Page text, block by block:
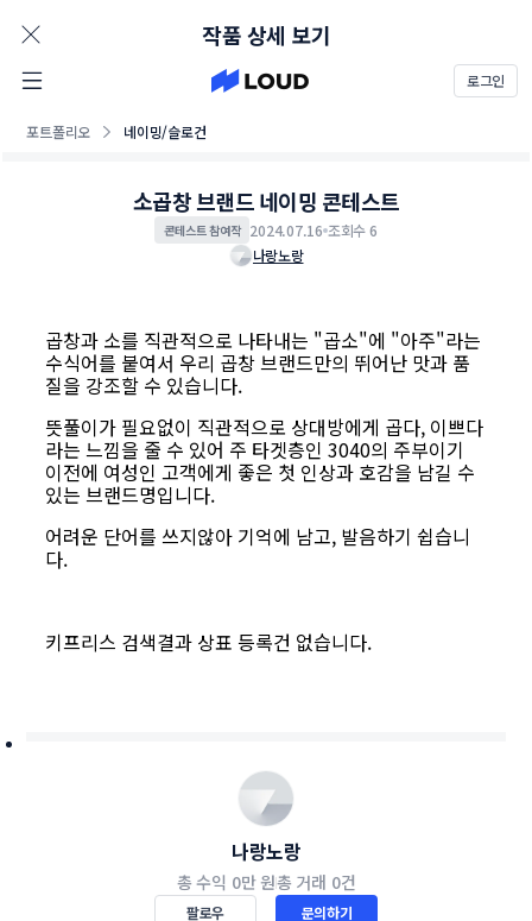
로그인
포트폴리오 네이밍/슬로건
작품 상세 보기
소곱창 브랜드 네이밍 콘테스트
콘테스트 참여작 2024.07.16 조회수 6
나랑노랑
곱창과 소를 직관적으로 나타내는 "곱소"에 "아주"라는
수식어를 붙여서 우리 곱창 브랜드만의 뛰어난 맛과 품
질을 강조할 수 있습니다.
뜻풀이가 필요없이 직관적으로 상대방에게 곱다, 이쁘다
라는 느낌을 줄 수 있어 주 타겟층인 3040의 주부이기
이전에 여성인 고객에게 좋은 첫 인상과 호감을 남길 수
있는 브랜드명입니다.
어려운 단어를 쓰지않아 기억에 남고, 발음하기 쉽습니
다.
키프리스 검색결과 상표 등록건 없습니다.
나랑노랑
총 수익 0만 원총 거래 0건
팔로우 문의하기